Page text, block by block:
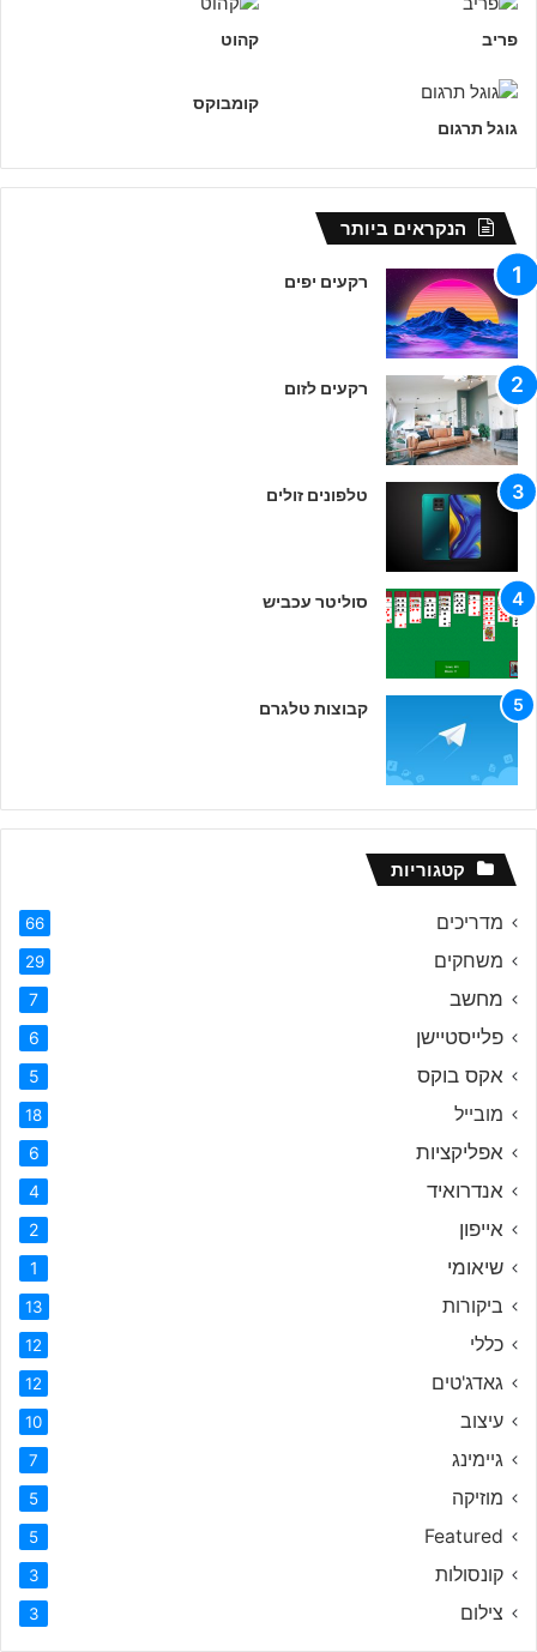
פריב קהוט
גוגל תרגום
קומבוקס
הנקראים ביותר
רקעים יפים
רקעים לזום
טלפונים זולים
סוליטר עכביש
קבוצות טלגרם
קטגוריות
מדריכים 66
משחקים 29
מחשב 7
פלייסטיישן 6
אקס בוקס 5
מובייל 18
אפליקציות 6
אנדרואיד 4
אייפון 2
שיאומי 1
ביקורות 13
כללי 12
גאדג'טים 12
עיצוב 10
גיימינג 7
מוזיקה 5
Featured
5
קונסולות 3
צילום 3